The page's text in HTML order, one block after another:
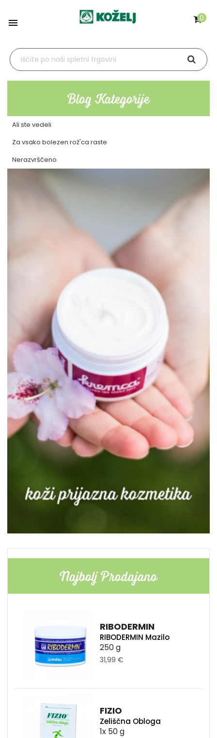
 0
Blog Kategorije
Ali ste vedeli
Za vsako bolezen rož'ca raste
Nerazvrščeno
Najbolj Prodajano
RIBODERMIN
RIBODERMIN Mazilo
250 g
31,99 €
FIZIO
Zeliščna Obloga
1x 50 g